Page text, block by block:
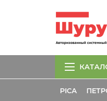
PICA